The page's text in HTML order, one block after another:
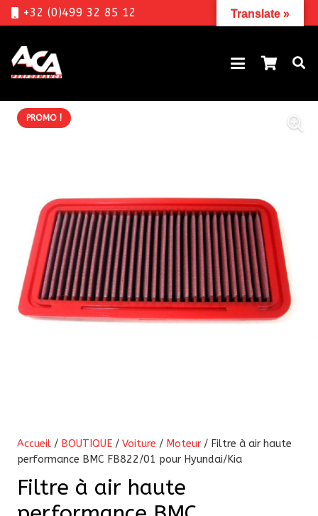
+32 (0)499 32 85 12
PROMO !
Accueil / BOUTIQUE / Voiture / Moteur / Filtre à air haute
performance BMC FB822/01 pour Hyundai/Kia
Filtre à air haute
Translate »